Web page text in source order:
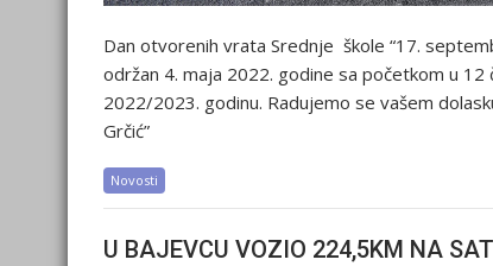
Dan otvorenih vrata Srednje škole “17.
održan 4. maja 2022. godine sa početkom u
2022/2023. godinu. Radujemo se vašem
Grčić”
Novosti
U BAJEVCU VOZIO 224,5KM NA SAT